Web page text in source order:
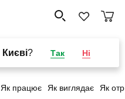
Києві? Так Ні
Як працює Як виглядає Як